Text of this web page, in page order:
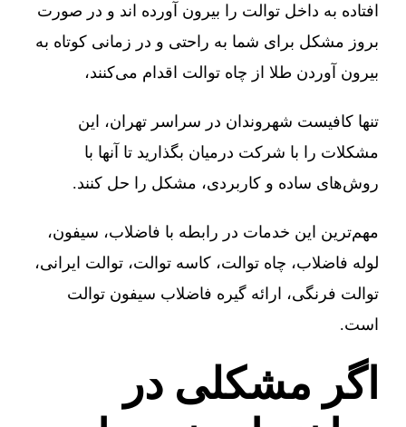
افتاده به داخل توالت را بیرون آورده اند و در صورت
بروز مشکل برای شما به راحتی و در زمانی کوتاه به
بیرون آوردن طلا از چاه توالت اقدام می‌کنند،
تنها کافیست شهروندان در سراسر تهران، این
مشکلات را با شرکت درمیان بگذارید تا آنها با
روش‌های ساده و کاربردی، مشکل را حل کنند.
مهم‌ترین این خدمات در رابطه با فاضلاب، سیفون،
لوله فاضلاب، چاه توالت، کاسه توالت، توالت ایرانی،
توالت فرنگی، ارائه گیره فاضلاب سیفون توالت
است.
اگر مشکلی در